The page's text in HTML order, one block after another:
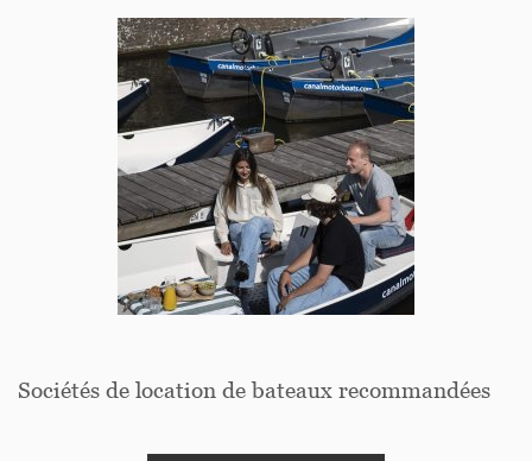
Sociétés de location de bateaux recommandées